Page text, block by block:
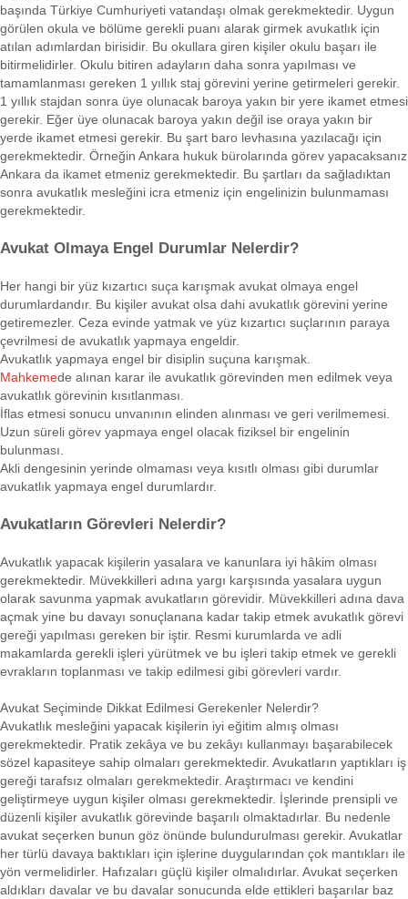
başında Türkiye Cumhuriyeti vatandaşı olmak gerekmektedir. Uygun
görülen okula ve bölüme gerekli puanı alarak girmek avukatlık için
atılan adımlardan birisidir. Bu okullara giren kişiler okulu başarı ile
bitirmelidirler. Okulu bitiren adayların daha sonra yapılması ve
tamamlanması gereken 1 yıllık staj görevini yerine getirmeleri gerekir.
1 yıllık stajdan sonra üye olunacak baroya yakın bir yere ikamet etmesi
gerekir. Eğer üye olunacak baroya yakın değil ise oraya yakın bir
yerde ikamet etmesi gerekir. Bu şart baro levhasına yazılacağı için
gerekmektedir. Örneğin Ankara hukuk bürolarında görev yapacaksanız
Ankara da ikamet etmeniz gerekmektedir. Bu şartları da sağladıktan
sonra avukatlık mesleğini icra etmeniz için engelinizin bulunmaması
gerekmektedir.
Avukat Olmaya Engel Durumlar Nelerdir?
Her hangi bir yüz kızartıcı suça karışmak avukat olmaya engel
durumlardandır. Bu kişiler avukat olsa dahi avukatlık görevini yerine
getiremezler. Ceza evinde yatmak ve yüz kızartıcı suçlarının paraya
çevrilmesi de avukatlık yapmaya engeldir.
Avukatlık yapmaya engel bir disiplin suçuna karışmak.
Mahkemede alınan karar ile avukatlık görevinden men edilmek veya
avukatlık görevinin kısıtlanması.
İflas etmesi sonucu unvanının elinden alınması ve geri verilmemesi.
Uzun süreli görev yapmaya engel olacak fiziksel bir engelinin
bulunması.
Akli dengesinin yerinde olmaması veya kısıtlı olması gibi durumlar
avukatlık yapmaya engel durumlardır.
Avukatların Görevleri Nelerdir?
Avukatlık yapacak kişilerin yasalara ve kanunlara iyi hâkim olması
gerekmektedir. Müvekkilleri adına yargı karşısında yasalara uygun
olarak savunma yapmak avukatların görevidir. Müvekkilleri adına dava
açmak yine bu davayı sonuçlanana kadar takip etmek avukatlık görevi
gereği yapılması gereken bir iştir. Resmi kurumlarda ve adli
makamlarda gerekli işleri yürütmek ve bu işleri takip etmek ve gerekli
evrakların toplanması ve takip edilmesi gibi görevleri vardır.
Avukat Seçiminde Dikkat Edilmesi Gerekenler Nelerdir?
Avukatlık mesleğini yapacak kişilerin iyi eğitim almış olması
gerekmektedir. Pratik zekâya ve bu zekâyı kullanmayı başarabilecek
sözel kapasiteye sahip olmaları gerekmektedir. Avukatların yaptıkları iş
gereği tarafsız olmaları gerekmektedir. Araştırmacı ve kendini
geliştirmeye uygun kişiler olması gerekmektedir. İşlerinde prensipli ve
düzenli kişiler avukatlık görevinde başarılı olmaktadırlar. Bu nedenle
avukat seçerken bunun göz önünde bulundurulması gerekir. Avukatlar
her türlü davaya baktıkları için işlerine duygularından çok mantıkları ile
yön vermelidirler. Hafızaları güçlü kişiler olmalıdırlar. Avukat seçerken
aldıkları davalar ve bu davalar sonucunda elde ettikleri başarılar baz